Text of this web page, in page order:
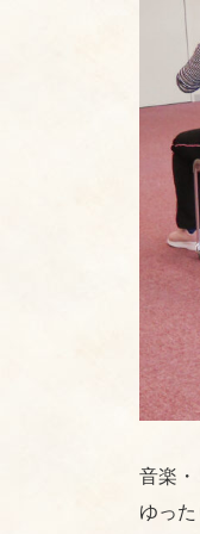
音楽
ゆっ